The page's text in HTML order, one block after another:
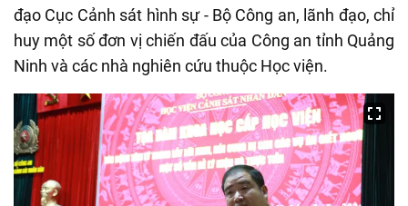
đạo Cục Cảnh sát hình sự-Bộ Công an, lãnh đạo, chỉ
huy một số đơn vị chiến đấu của Công an tỉnh Quảng
Ninh và các nhà nghiên cứu thuộc Học viện.